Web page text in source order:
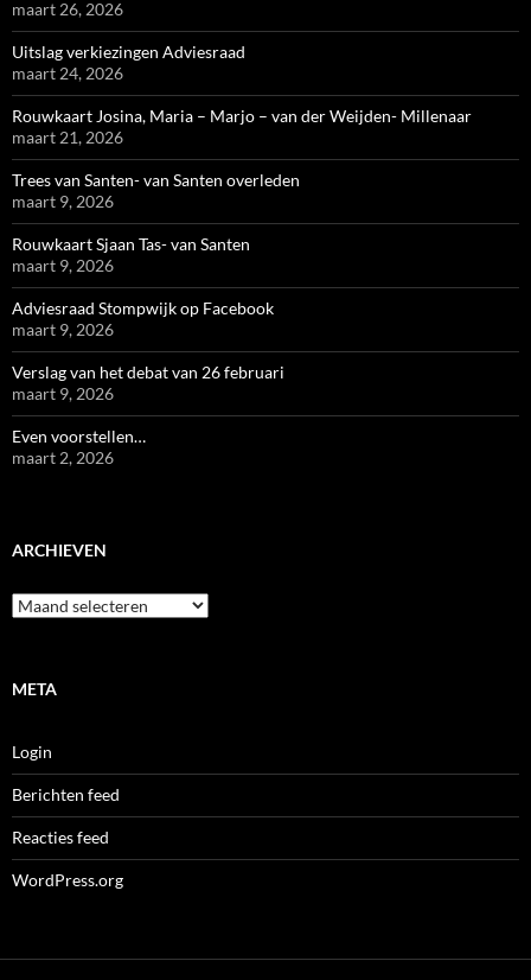
maart 26, 2026
Uitslag verkiezingen Adviesraad
maart 24, 2026
Rouwkaart Josina, Maria – Marjo – van der Weijden- Millenaar
maart 21, 2026
Trees van Santen- van Santen overleden
maart 9, 2026
Rouwkaart Sjaan Tas- van Santen
maart 9, 2026
Adviesraad Stompwijk op Facebook
maart 9, 2026
Verslag van het debat van 26 februari
maart 9, 2026
Even voorstellen…
maart 2, 2026
ARCHIEVEN
Archieven
META
Login
Berichten feed
Reacties feed
WordPress.org